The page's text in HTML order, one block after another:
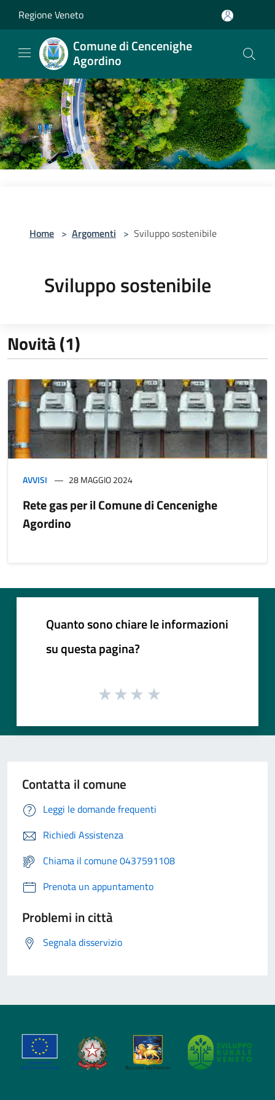
Regione Veneto
Comune di Cencenighe
Agordino
Home > Argomenti > Sviluppo sostenibile
Sviluppo sostenibile
Novità (1)
AVVISI 28 MAGGIO 2024
Rete gas per il Comune di Cencenighe
Agordino
Quanto sono chiare le informazioni
su questa pagina?
Contatta il comune
Leggi le domande frequenti
Richiedi Assistenza
Chiama il comune 0437591108
Prenota un appuntamento
Problemi in città
Segnala disservizio